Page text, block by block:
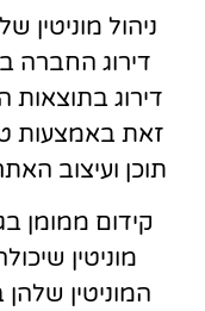
ניהול מוניטין
דירוג החברה
דירוג בתוצאות
זאת באמצעות
תוכן ועיצוב
קידום ממומן
מוניטין
המוניטין